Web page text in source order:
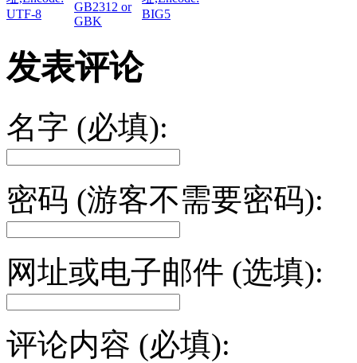
发表评论
名字 (必填):
密码 (游客不需要密码):
网址或电子邮件 (选填):
评论内容 (必填):